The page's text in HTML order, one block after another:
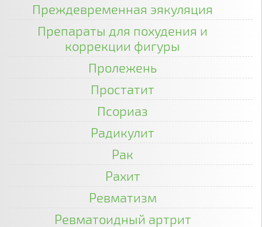
Преждевременная эякуляция
Препараты для похудения и
коррекции фигуры
Пролежень
Простатит
Псориаз
Радикулит
Рак
Рахит
Ревматизм
Ревматоидный артрит